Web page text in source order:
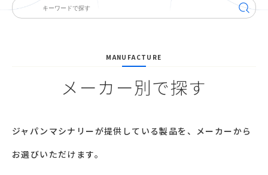
MANUFACTURE
メーカー別で探す
ジャパンマシナリーが提供している製品を、メーカーから
お選びいただけます。